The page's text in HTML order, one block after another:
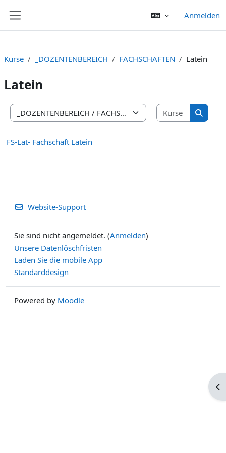
Anmelden
Kurse _DOZENTENBEREICH FACHSCHAFTEN Latein
Latein
Kursbereiche
Kurse
Kurse
FS-Lat- Fachschaft Latein
Website-Support
Sie sind nicht angemeldet. (Anmelden)
Unsere Datenlöschfristen
Laden Sie die mobile App
Standarddesign
Powered by Moodle